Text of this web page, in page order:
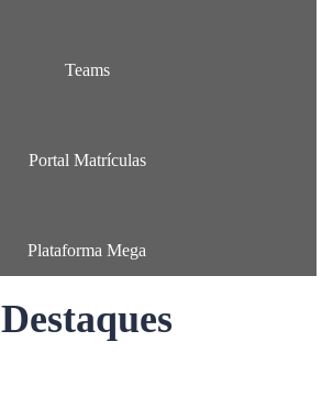
Teams
Portal Matrículas
Plataforma Mega
Destaques